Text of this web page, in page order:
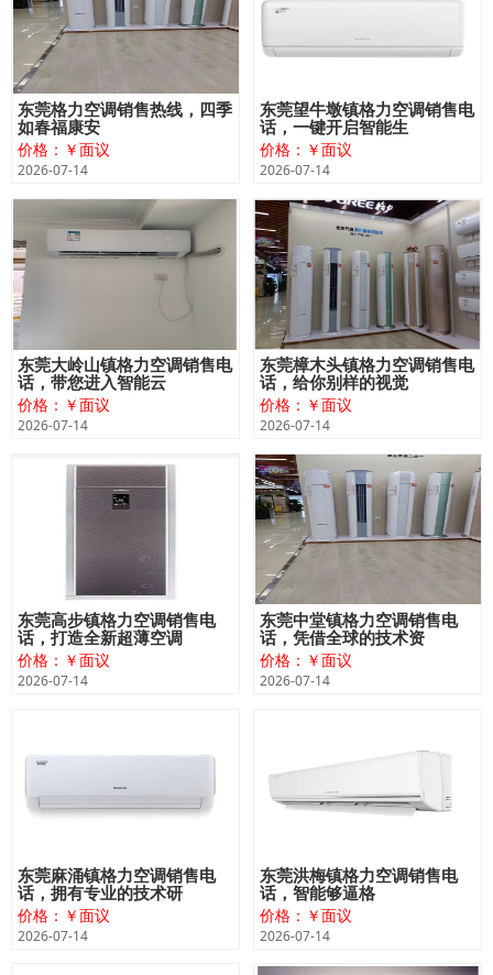
东莞格力空调销售热线，四季
如春福康安
价格：￥面议
2026-07-14
东莞望牛墩镇格力空调销售电
话，一键开启智能生
价格：￥面议
2026-07-14
东莞大岭山镇格力空调销售电
话，带您进入智能云
价格：￥面议
2026-07-14
东莞樟木头镇格力空调销售电
话，给你别样的视觉
价格：￥面议
2026-07-14
东莞高步镇格力空调销售电
话，打造全新超薄空调
价格：￥面议
2026-07-14
东莞中堂镇格力空调销售电
话，凭借全球的技术资
价格：￥面议
2026-07-14
东莞麻涌镇格力空调销售电
话，拥有专业的技术研
价格：￥面议
2026-07-14
东莞洪梅镇格力空调销售电
话，智能够逼格
价格：￥面议
2026-07-14